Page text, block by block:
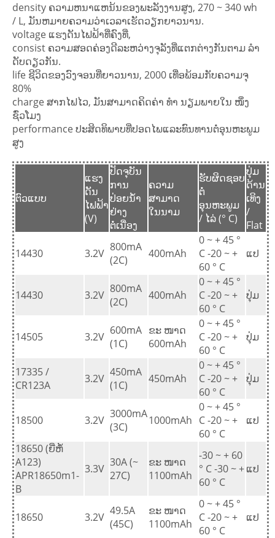
density ຄວາມຫນາແຫນ້ນຂອງພະລັງງານສູງ, 270 ~ 340 wh
/ L, ມັນຫມາຍຄວາມວ່າເວລາເຮັດວຽກຍາວນານ.
voltage ແຮງດັນໄຟຟ້າທີ່ຄົງທີ່,
consist ຄວາມສອດຄ່ອງດີລະຫວ່າງຈຸລັງທີ່ແຕກຕ່າງກັນຕາມ ລຳ
ດັບດຽວກັນ.
life ຊີວິດຂອງວົງຈອນທີ່ຍາວນານ, 2000 ເທື່ອພ້ອມກັບຄວາມຈຸ
80%
charge ສາກໄຟໄວ, ມັນສາມາດຄິດຄ່າ ທຳ ນຽມພາຍໃນ ໜຶ່ງ
ຊົ່ວໂມງ
performance ປະສິດທິພາບທີ່ປອດໄພແລະທົນທານຕໍ່ອຸນຫະພູມ
ສູງ
ຕົວແບບ
ແຮງ
ດັນ
ໄຟຟ້າ
(V)
ປັດຈຸບັນ
ການ
ປ່ອຍນ້ໍາ
ຢ່າງ
ຕໍ່ເນື່ອງ
ຄວາມ
ສາມາດ
ໃນນາມ
ຮັບຜິດຊອບ
ຕໍ່
ອຸນຫະພູມ
/ ໄລ່ (° C)
ປຸ່ມ
ດ້ານ
ເທິງ
/
Flat
14430 3.2V 800mA
(2C)
400mAh
0 ~ + 45 °
C -20 ~ +
60 ° C
ແປ
14430 3.2V 800mA
(2C)
400mAh
0 ~ + 45 °
C -20 ~ +
60 ° C
ປຸ່ມ
14505 3.2V 600mA
(1C)
ຂະ ໜາດ
600mAh
0 ~ + 45 °
C -20 ~ +
60 ° C
ປຸ່ມ
17335 /
CR123A
3.2V 450mA
(1C)
450mAh
0 ~ + 45 °
C -20 ~ +
60 ° C
ປຸ່ມ
18500 3.2V 3000mA
(3C)
1000mAh
0 ~ + 45 °
C -20 ~ +
60 ° C
ແປ
18650 (ຍີ່ຫໍ້
A123)
APR18650m1-
B
3.3V 30A (~
27C)
ຂະ ໜາດ
1100mAh
-30 ~ + 60
° C -30 ~ +
60 ° C
ແປ
18650 3.2V 49.5A
(45C)
ຂະ ໜາດ
1100mAh
0 ~ + 45 °
C -20 ~ +
60 ° C
ແປ